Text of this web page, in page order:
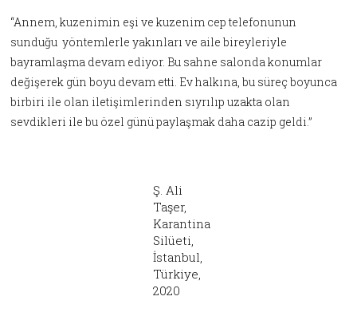
“Annem, kuzenimin eşi ve kuzenim cep telefonunun
sunduğu yöntemlerle yakınları ve aile bireyleriyle
bayramlaşma devam ediyor. Bu sahne salonda konumlar
değişerek gün boyu devam etti. Ev halkına, bu süreç boyunca
birbiri ile olan iletişimlerinden sıyrılıp uzakta olan
sevdikleri ile bu özel günü paylaşmak daha cazip geldi.”
Ş. Ali
Taşer,
Karantina
Silüeti,
İstanbul,
Türkiye,
2020